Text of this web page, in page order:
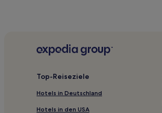
Bishop's Falls Hotels
Top-Reiseziele
Hotels in Deutschland
Hotels in den USA